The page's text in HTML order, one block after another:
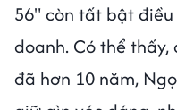
56" còn tất bật
doanh. Có thể
đã hơn 10 năm,